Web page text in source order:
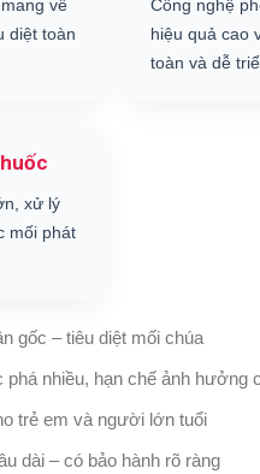
về
diệt toàn
Công nghệ
hiệu quả cao
toàn và dễ
xử lý
mối phát
gốc – tiêu diệt mối chúa
phá nhiều, hạn chế ảnh hưởng
trẻ em và người lớn tuổi
dài – có bảo hành rõ ràng